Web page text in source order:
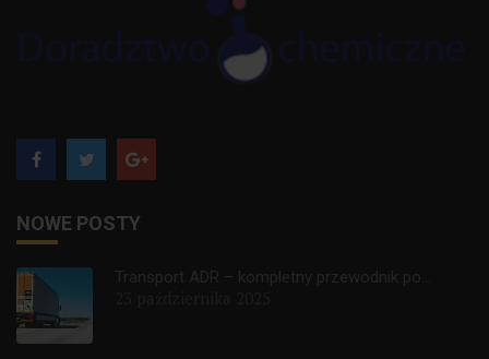
NOWE POSTY
Transport ADR – kompletny przewodnik po...